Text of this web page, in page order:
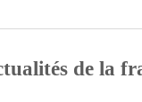
de la